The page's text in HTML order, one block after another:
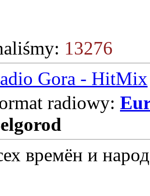
13276
Gora - HitMix
radiowy:
времён и